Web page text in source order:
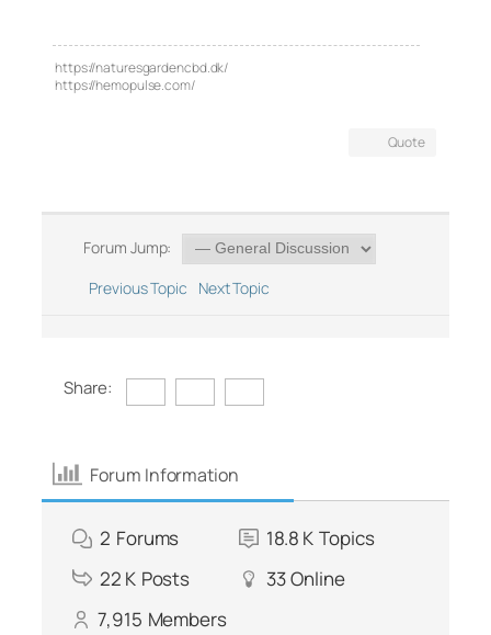
https://naturesgardencbd.dk/
https://hemopulse.com/
Quote
Forum Jump:
Previous Topic
Next Topic
Share:
Forum Information
2 Forums 18.8 K Topics
22 K Posts 33 Online
7,915 Members